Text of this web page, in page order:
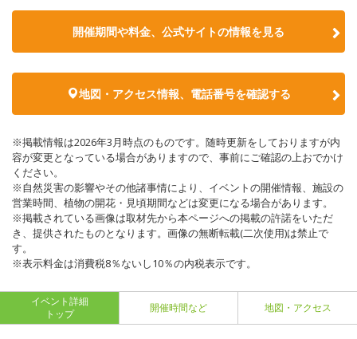
開催期間や料金、公式サイトの情報を見る
地図・アクセス情報、電話番号を確認する
※掲載情報は2026年3月時点のものです。随時更新をしておりますが内
容が変更となっている場合がありますので、事前にご確認の上おでかけ
ください。
※自然災害の影響やその他諸事情により、イベントの開催情報、施設の
営業時間、植物の開花・見頃期間などは変更になる場合があります。
※掲載されている画像は取材先から本ページへの掲載の許諾をいただ
き、提供されたものとなります。画像の無断転載(二次使用)は禁止で
す。
※表示料金は消費税8％ないし10％の内税表示です。
イベント詳細
トップ
開催時間など 地図・アクセス